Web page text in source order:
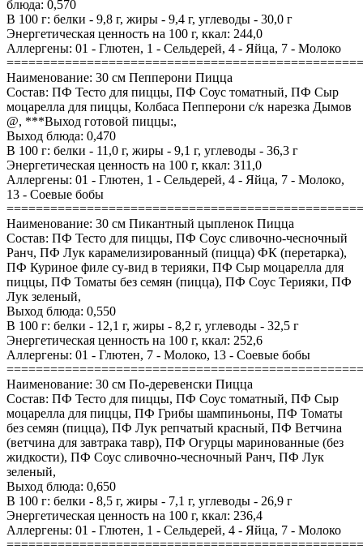
блюда: 0,570
В 100 г: белки - 9,8 г, жиры - 9,4 г, углеводы - 30,0 г
Энергетическая ценность на 100 г, ккал: 244,0
Аллергены: 01 - Глютен, 1 - Сельдерей, 4 - Яйца, 7 - Молоко
Наименование: 30 см Пепперони Пицца
Состав: ПФ Тесто для пиццы, ПФ Соус томатный, ПФ Сыр
моцарелла для пиццы, Колбаса Пепперони с/к нарезка Дымов
@, ***Выход готовой пиццы:,
Выход блюда: 0,470
В 100 г: белки - 11,0 г, жиры - 9,1 г, углеводы - 36,3 г
Энергетическая ценность на 100 г, ккал: 311,0
Аллергены: 01 - Глютен, 1 - Сельдерей, 4 - Яйца, 7 - Молоко,
13 - Соевые бобы
Наименование: 30 см Пикантный цыпленок Пицца
Состав: ПФ Тесто для пиццы, ПФ Соус сливочно-чесночный
Ранч, ПФ Лук карамелизированный (пицца) ФК (перетарка),
ПФ Куриное филе су-вид в терияки, ПФ Сыр моцарелла для
пиццы, ПФ Томаты без семян (пицца), ПФ Соус Терияки, ПФ
Лук зеленый,
Выход блюда: 0,550
В 100 г: белки - 12,1 г, жиры - 8,2 г, углеводы - 32,5 г
Энергетическая ценность на 100 г, ккал: 252,6
Аллергены: 01 - Глютен, 7 - Молоко, 13 - Соевые бобы
Наименование: 30 см По-деревенски Пицца
Состав: ПФ Тесто для пиццы, ПФ Соус томатный, ПФ Сыр
моцарелла для пиццы, ПФ Грибы шампиньоны, ПФ Томаты
без семян (пицца), ПФ Лук репчатый красный, ПФ Ветчина
(ветчина для завтрака тавр), ПФ Огурцы маринованные (без
жидкости), ПФ Соус сливочно-чесночный Ранч, ПФ Лук
зеленый,
Выход блюда: 0,650
В 100 г: белки - 8,5 г, жиры - 7,1 г, углеводы - 26,9 г
Энергетическая ценность на 100 г, ккал: 236,4
Аллергены: 01 - Глютен, 1 - Сельдерей, 4 - Яйца, 7 - Молоко